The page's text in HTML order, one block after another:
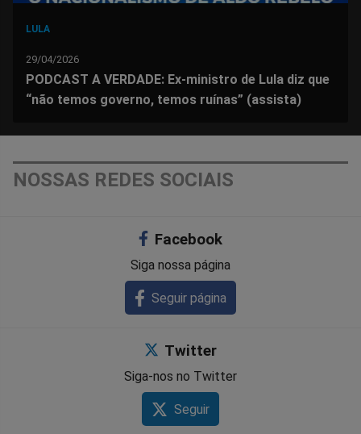
LULA
29/04/2026
PODCAST A VERDADE: Ex-ministro de Lula diz que
“não temos governo, temos ruínas” (assista)
NOSSAS REDES SOCIAIS
Facebook
Siga nossa página
Seguir página
Twitter
Siga-nos no Twitter
Seguir